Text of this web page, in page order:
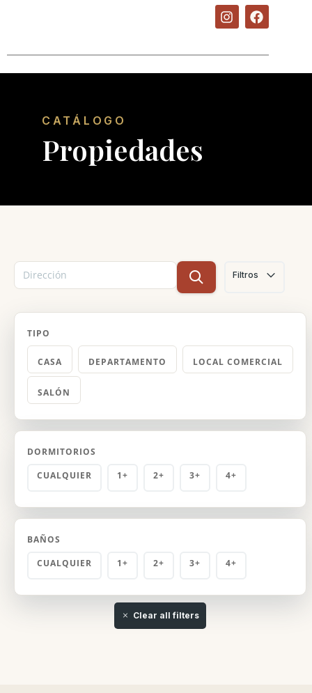
CATÁLOGO
Propiedades
Filtros
TIPO
CASA DEPARTAMENTO LOCAL COMERCIAL
SALÓN
DORMITORIOS
CUALQUIER
1+ 2+ 3+ 4+
BAÑOS
CUALQUIER
1+ 2+ 3+ 4+
Clear all filters